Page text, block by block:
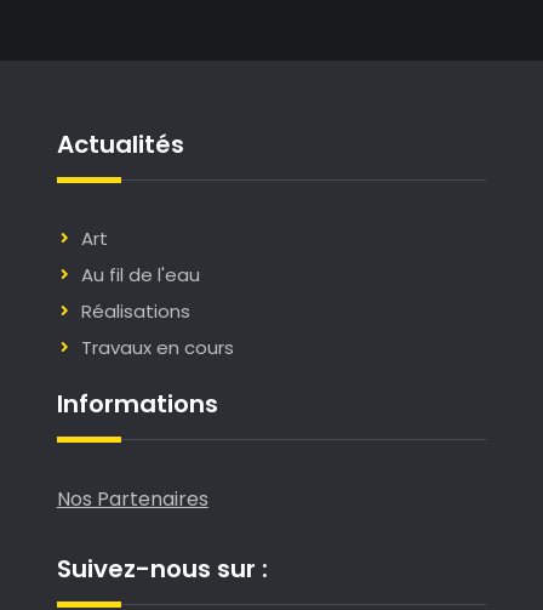
Actualités
Art
Au fil de l'eau
Réalisations
Travaux en cours
Informations
Nos Partenaires
Suivez-nous sur :